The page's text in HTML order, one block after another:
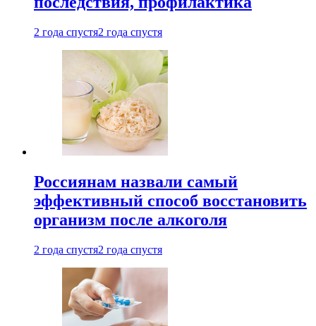
2 года спустя2 года спустя
Россиянам назвали самый
эффективный способ восстановить
организм после алкоголя
2 года спустя2 года спустя